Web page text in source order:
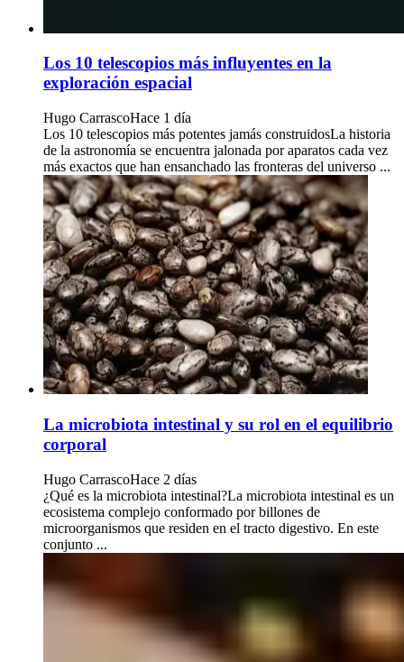
Los 10 telescopios más influyentes en la
exploración espacial
Hugo CarrascoHace 1 día
Los 10 telescopios más potentes jamás construidosLa historia
de la astronomía se encuentra jalonada por aparatos cada vez
más exactos que han ensanchado las fronteras del universo ...
La microbiota intestinal y su rol en el equilibrio
corporal
Hugo CarrascoHace 2 días
¿Qué es la microbiota intestinal?La microbiota intestinal es un
ecosistema complejo conformado por billones de
microorganismos que residen en el tracto digestivo. En este
conjunto ...